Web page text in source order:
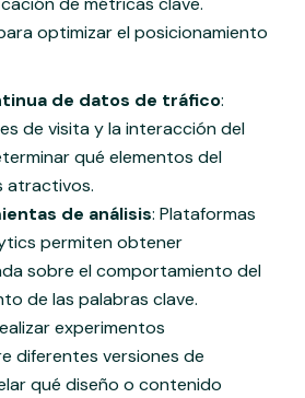
optimizar el posicionamiento
de datos de tráfico:
de visita y la interacción del
qué elementos del
atractivos.
de análisis: Plataformas
permiten obtener
sobre el comportamiento del
de las palabras clave.
experimentos
diferentes versiones de
qué diseño o contenido